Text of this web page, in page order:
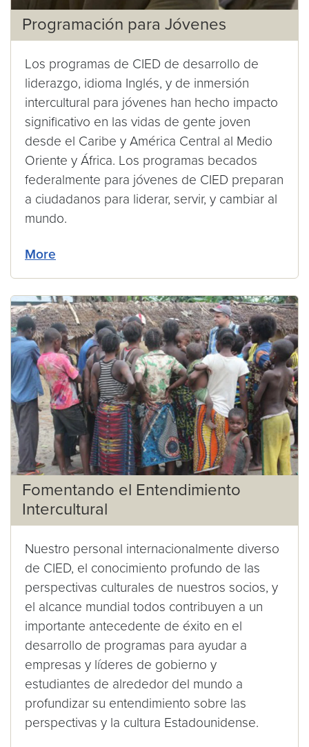
Programación para Jóvenes
Los programas de CIED de desarrollo de
liderazgo, idioma Inglés, y de inmersión
intercultural para jóvenes han hecho impacto
significativo en las vidas de gente joven
desde el Caribe y América Central al Medio
Oriente y África. Los programas becados
federalmente para jóvenes de CIED preparan
a ciudadanos para liderar, servir, y cambiar al
mundo.
More
Fomentando el Entendimiento
Intercultural
Nuestro personal internacionalmente diverso
de CIED, el conocimiento profundo de las
perspectivas culturales de nuestros socios, y
el alcance mundial todos contribuyen a un
importante antecedente de éxito en el
desarrollo de programas para ayudar a
empresas y líderes de gobierno y
estudiantes de alrededor del mundo a
profundizar su entendimiento sobre las
perspectivas y la cultura Estadounidense.